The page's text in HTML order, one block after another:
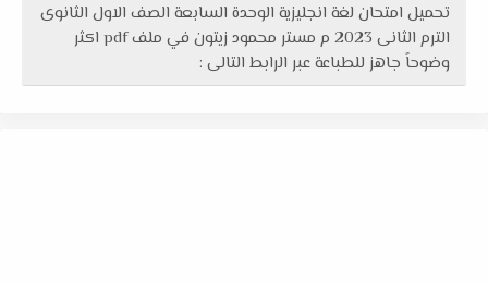
تحميل امتحان لغة انجليزية الوحدة السابعة الصف الاول الثانوى
الترم الثانى 2023 م مستر محمود زيتون في ملف pdf اكثر
وضوحاً جاهز للطباعة عبر الرابط التالى :